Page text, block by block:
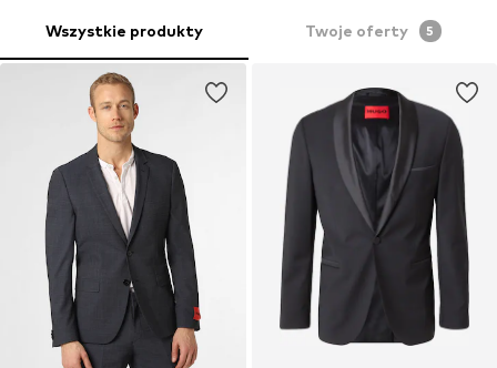
Wszystkie produkty Twoje oferty 5